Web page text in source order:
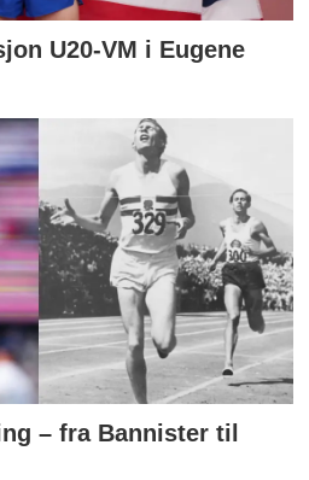
U20-VM i Eugene
– fra Bannister til